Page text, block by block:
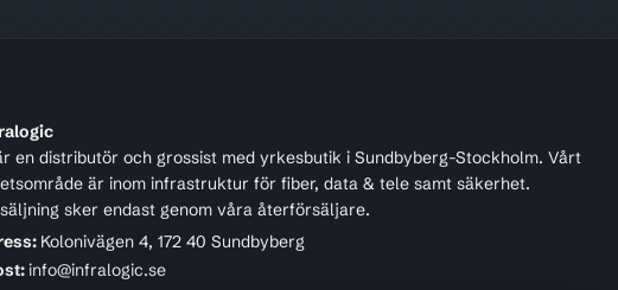
en distributör och grossist med yrkesbutik i Sundbyberg-Stockholm. Vårt
är inom infrastruktur för fiber, data & tele samt säkerhet.
sker endast genom våra återförsäljare.
Kolonivägen 4, 172 40 Sundbyberg
info@infralogic.se